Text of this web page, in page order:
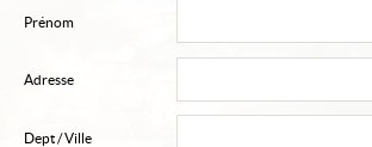
Prénom
Adresse
Dept / Ville